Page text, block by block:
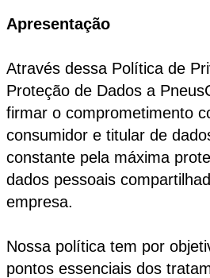
Apresentação
Através dessa Política de
Proteção de Dados a
firmar o comprometimento
consumidor e titular de
constante pela máxima
dados pessoais
empresa.
Nossa política tem por
pontos essenciais dos